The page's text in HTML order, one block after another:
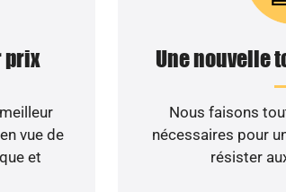
prix
vue de
et
Une nouvelle
Nous faisons
nécessaires pour
résister